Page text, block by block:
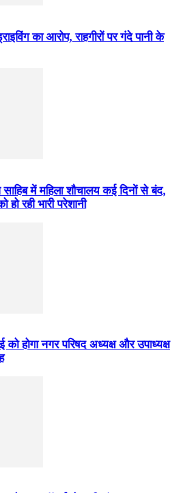
का आरोप, राहगीरों पर गंदे पानी के
साहिब में महिला शौचालय कई दिनों से बंद,
हो रही भारी परेशानी
को होगा नगर परिषद अध्यक्ष और उपाध्यक्ष